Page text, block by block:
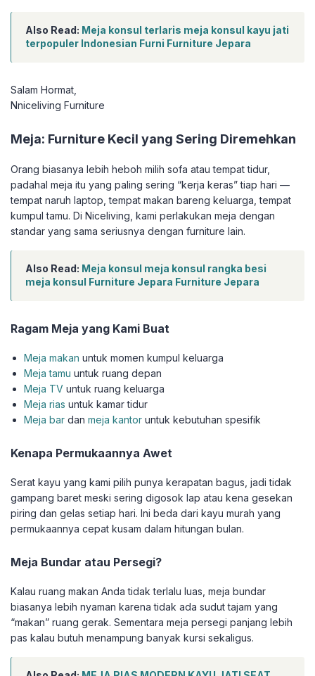
Also Read: Meja konsul terlaris meja konsul kayu jati
terpopuler Indonesian Furni Furniture Jepara
Salam Hormat,
Nniceliving Furniture
Meja: Furniture Kecil yang Sering Diremehkan
Orang biasanya lebih heboh milih sofa atau tempat tidur,
padahal meja itu yang paling sering “kerja keras” tiap hari —
tempat naruh laptop, tempat makan bareng keluarga, tempat
kumpul tamu. Di Niceliving, kami perlakukan meja dengan
standar yang sama seriusnya dengan furniture lain.
Also Read: Meja konsul meja konsul rangka besi
meja konsul Furniture Jepara Furniture Jepara
Ragam Meja yang Kami Buat
Meja makan untuk momen kumpul keluarga
Meja tamu untuk ruang depan
Meja TV untuk ruang keluarga
Meja rias untuk kamar tidur
Meja bar danmeja kantor untuk kebutuhan spesifik
Kenapa Permukaannya Awet
Serat kayu yang kami pilih punya kerapatan bagus, jadi tidak
gampang baret meski sering digosok lap atau kena gesekan
piring dan gelas setiap hari. Ini beda dari kayu murah yang
permukaannya cepat kusam dalam hitungan bulan.
Meja Bundar atau Persegi?
Kalau ruang makan Anda tidak terlalu luas, meja bundar
biasanya lebih nyaman karena tidak ada sudut tajam yang
“makan” ruang gerak. Sementara meja persegi panjang lebih
pas kalau butuh menampung banyak kursi sekaligus.